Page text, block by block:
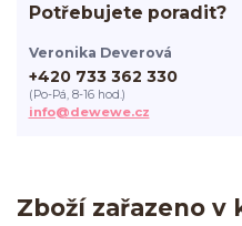
Zboží zařazeno v
Potřebujete poradit?
Veronika Deverová
+420 733 362 330
(Po-Pá, 8-16 hod.)
info@dewewe.cz